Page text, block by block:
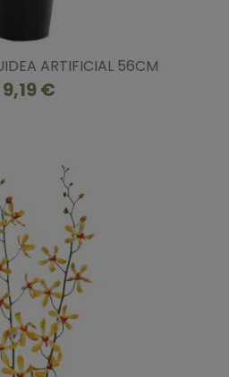
ARTIFICIAL 56CM
9,19 €